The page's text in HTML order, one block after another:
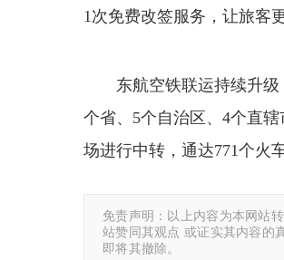
1次免费改签服务，让旅客
东航空铁联运持续升
个省、5个自治区、4个直
场进行中转，通达771个火
免责声明：以上内容为本网站
站赞同其观点 或证实其内容的
即将其撤除。